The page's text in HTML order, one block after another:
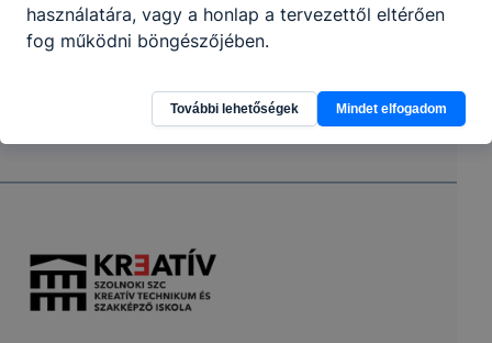
használatára, vagy a honlap a tervezettől eltérően
fog működni böngészőjében.
További lehetőségek Mindet elfogadom